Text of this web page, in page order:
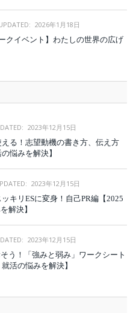
2026年1月18日
クイベント】わたしの世界の広げ
2023年12月15日
る！志望動機の書き方、伝え方
悩みを解決】
2023年12月15日
キリESに変身！自己PR編【2025
解決】
2023年12月15日
う！「強みと弱み」ワークシート
活の悩みを解決】